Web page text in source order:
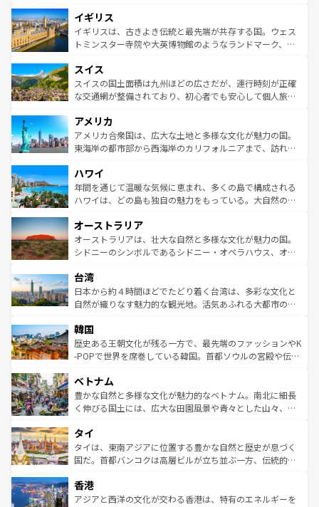
いる。シャンパンの発祥地であるランス、プロヴァンスの
香り高いラベンダー畑など、多彩な楽しみ方が可能だ。さ
らに、パリ以外の地域にも魅力が溢れており、どの街角に
れる地方に足を運ぶとそれぞれで全く異なる文化を体験で
きるだろう。 なお、新着のフランス情報はコンテンツ一覧
を参照してほしい。
顔を持つこの国は、どこを歩いても飽きることがない。ベ
ルリンの文化的活気、バイエルン州のアルプスの絶景、そ
してライン川沿いのワイン畑といった風景は必見。ビール
は、お酒好きな人にはぜひ体験してほしい。 なお、新着の
ドイツ情報はコンテンツ一覧を参照してほしい。
イギリス
イギリスは、古きよき伝統と最先端が共存する国。ウェス
トミンスター寺院や大英博物館のようなランドマーク、歴
リアごとに異なる魅力がある。また、優雅なアフタヌーン
ティー、ビール好きにはたまらない英国パブ、サッカー観
戦など、本場だからこそできる体験も豊富。イギリスを旅
ンツ一覧を参照してほしい。
スイス
スイスの国土面積は九州ほどの広さだが、運行時刻が正確
な交通網が整備されており、初心者でも安心して個人旅行
の建物がそのまま残る町や、スイスならではのユニークな
博物館もあり、アルプス観光だけでなく町歩きも満喫する
ことができる。国民の所得が高いため物価も高いが、旅行
ば市内交通費無料で観光を楽しむこともできる。 なお、新
着のスイス情報はコンテンツ一覧 を参照してほしい。
アメリカ
アメリカ合衆国は、広大な土地と多様な文化が魅力の国。
東海岸の都市部から西海岸のカリフォルニアまで、訪れる
のような巨大都市は、観光、ショッピング、エンターテイ
ンメントが詰まった刺激的なスポットだ。一方、アメリカ
西部には大自然が広がり、グランドキャニオンやイエロー
部のニューオーリンズでは、音楽と美食が融合した独特の
文化が魅力。旅行者はアメリカの各地域で異なる魅力を楽
しみながら、その多様性と豊かな歴史を感じることができ
ならではの贅沢な旅のスタイルだ。 なお、新着のアメリカ
情報はコンテンツ一覧を参照してほしい。
ハワイ
年間を通じて温暖な気候に恵まれ、多くの島で構成される
ハワイは、どの島も独自の魅力をもっている。大自然の神
ワイ島は見逃せない。また、定番の観光地といえばオアフ
島だが、静かな自然を求めるならマウイ島やカウアイ島が
おすすめ。エメラルドグリーンに輝く海をはじめ、豊かな
れるおもてなしの心で訪れる人々を迎えてくれるハワイの
人々、おいしいローカルフードやハワイアンミュージッ
ク、伝統的なフラダンスなど、すべてがハワイの魅力を彩
ワイを、存分に味わってほしい。 なお、新着のハワイ情報
はコンテンツ一覧を参照してほしい。
オーストラリア
オーストラリアは、壮大な自然と多様な文化が魅力の国。
シドニーのシンボルであるシドニー・オペラハウス、オー
リアリーフや大陸中央部にそびえるウルル（エアーズロッ
ク）、タスマニアの美しい原生林やケアンズの熱帯雨林な
ど、見どころがたくさん。また、カフェやワイン、オージ
いる。アクティビティも充実しており、サーフィンやダイ
ビング、ハイキングなど、アウトドア好きにはたまらな
い。オーストラリアの多彩な魅力を存分に味わいつくそ
参照してほしい。
台湾
日本から約４時間ほどでたどり着く台湾は、多彩な文化と
自然が織りなす魅力的な観光地。活気あふれる大都市の台
ン）、静ひつな山岳地帯である台湾東部など、都市の喧騒
と山間の静けさが共存しており、訪れる人に新しい発見と
驚きをもたらしてくれる。また、奥深い台湾の食文化も魅
容にもいいと評判のスイーツなど、バラエティ豊かな料理
が味わえる。 なお、新着の台湾情報は コンテンツ一覧を参
照してほしい。
韓国
歴史ある王朝文化が残る一方で、最先端のファッションやK
-POPで世界を席巻している韓国。首都ソウルの宮殿や伝統
き、地方に足を延ばせば四季折々の自然美を楽しむことが
できる。そして、キムチや焼肉、絶品のストリートフード
まで、さまざまな韓国料理が待っている。夜には、韓国な
リティに包まれながら、韓国の多彩な魅力を心ゆくまで味
わってみてほしい。 なお、新着の韓国情報はコンテンツ一
覧を参照してほしい。
ベトナム
豊かな自然と多様な文化が魅力的なベトナム。南北に細長
く伸びる国土には、広大な田園風景や青々とした山々、世
急速な発展と共に伝統が息づく。ハノイの古い町並みやホ
ーチミン市のフランス統治時代の建物も、独特の雰囲気を
醸し出している。また、バラエティの豊かさとおいしさで
とつ。フォーやバインミー、ベトナムコーヒーなどは、ぜ
ひ現地で味わいたい。どの地域を訪れてもあたたかい人々
タイ
タイは、東南アジアに位置する豊かな自然と歴史が息づく
国だ。首都バンコクは高層ビルが立ち並ぶ一方、伝統的な
の活気が交差している。北部ではチェンマイなどの山岳地
帯で自然と触れ合い、南部ではプーケットやクラビの美し
香港
アジアと西洋の文化が交わる香港は、特有のエネルギーを